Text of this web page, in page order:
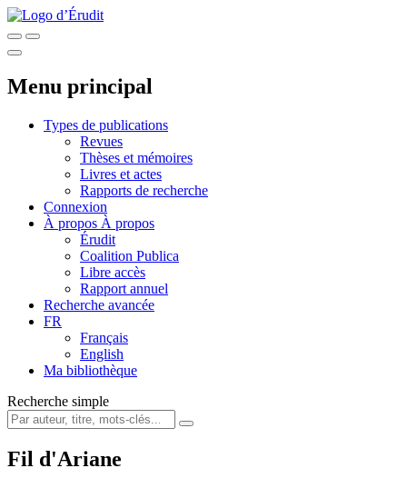
Menu principal
Types de publications
Revues
Thèses et mémoires
Livres et actes
Rapports de recherche
Connexion
À propos À propos
Érudit
Coalition Publica
Libre accès
Rapport annuel
Recherche avancée
FR
Français
English
Ma bibliothèque
Recherche simple
Fil d'Ariane